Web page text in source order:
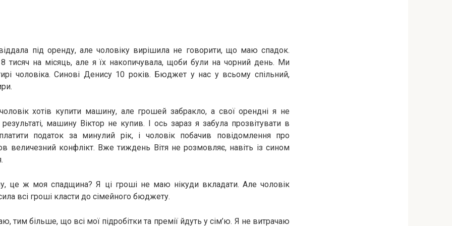
під оренду, але чоловіку вирішила не говорити, що маю спадок.
8 тисяч на місяць, але я їх накопичувала, щоби були на чорний день. Ми
чоловіка. Синові Денису 10 років. Бюджет у нас у всьому спільний,
хотів купити машину, але грошей забракло, а свої орендні я не
машину Віктор не купив. І ось зараз я забула прозвітувати в
податок за минулий рік, і чоловік побачив повідомлення про
величезний конфлікт. Вже тиждень Вітя не розмовляє, навіть із сином
це ж моя спадщина? Я ці гроші не маю нікуди вкладати. Але чоловік
всі гроші класти до сімейного бюджету.
тим більше, що всі мої підробітки та премії йдуть у сім’ю. Я не витрачаю